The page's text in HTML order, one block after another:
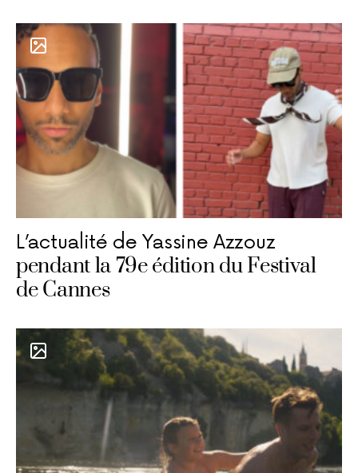
L’actualité de Yassine Azzouz
pendant la 79e édition du Festival
de Cannes